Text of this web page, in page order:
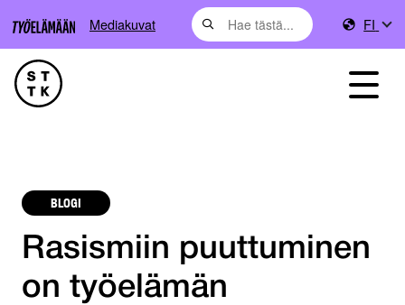
Mediakuvat FI
BLOGI
Rasismiin puuttuminen
on työelämän